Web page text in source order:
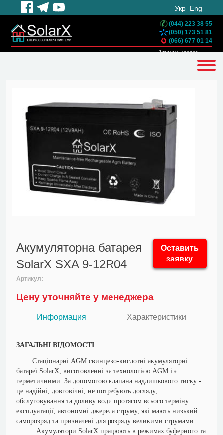
Укр Eng
(044) 223 38 55
(050) 173 51 81
(066) 677 01 14
Заказать звонок
Акумуляторна батарея
SolarX SXA 9-12R04
Оставить
заявку
Артикул:
Цену уточняйте у менеджера
Информация Характеристики
ЗАГАЛЬНІ ВІДОМОСТІ
Стаціонарні AGM свинцево-кислотні акумуляторні
батареї SolarX, виготовленні за технологією AGM і є
герметичними. За допомогою клапана надлишкового тиску -
це надійні, довговічні, не потребують догляду,
обслуговування та доливу води протягом всього терміну
експлуатації, автономні джерела струму, які мають низький
саморозряд та призначені для розряду великими струмами.
Акумулятори SolarX працюють в режимах буферного та